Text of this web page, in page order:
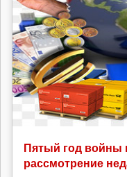
Пятый год войны
рассмотрение